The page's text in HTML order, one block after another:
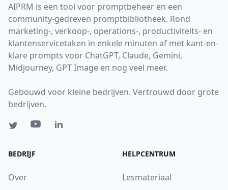
AIPRM is een tool voor promptbeheer en een
community-gedreven promptbibliotheek. Rond
marketing-, verkoop-, operations-, productiviteits- en
klantenservicetaken in enkele minuten af met kant-en-
klare prompts voor ChatGPT, Claude, Gemini,
Midjourney, GPT Image en nog veel meer.
Gebouwd voor kleine bedrijven. Vertrouwd door grote
bedrijven.
BEDRIJF
Over
HELPCENTRUM
Lesmateriaal